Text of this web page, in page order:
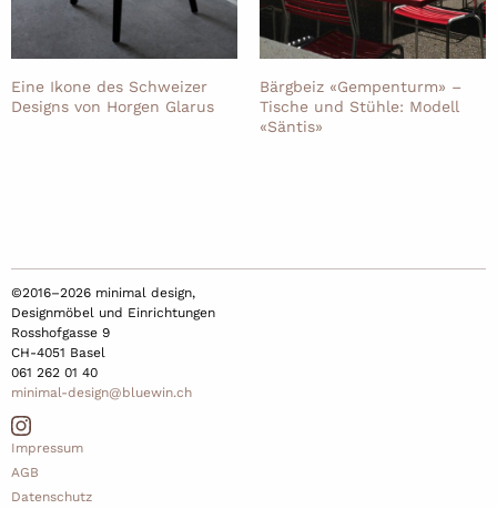
Eine Ikone des Schweizer
Designs von Horgen Glarus
Bärgbeiz «Gempenturm» –
Tische und Stühle: Modell
«Säntis»
©2016–2026 minimal design,
Designmöbel und Einrichtungen
Rosshofgasse 9
CH-4051 Basel
061 262 01 40
minimal-design@bluewin.ch
Impressum
AGB
Datenschutz